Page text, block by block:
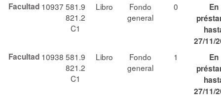
Facultad 10937 581.9
821.2
C1
Libro
Fondo
general
0
En
27/11/
Facultad 10938 581.9
821.2
C1
Libro
Fondo
general
1
En
27/11/